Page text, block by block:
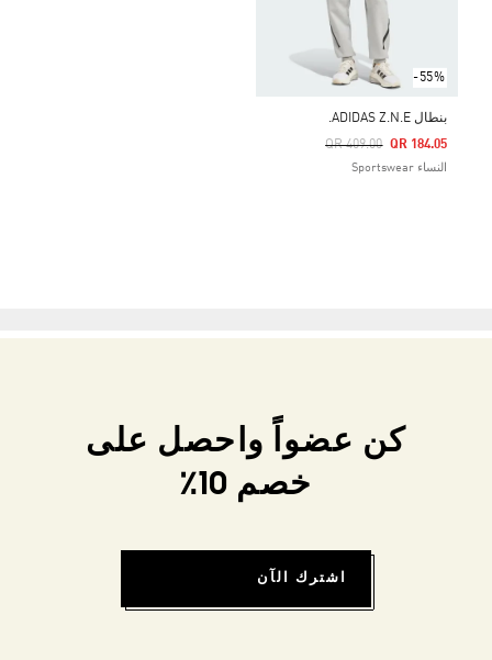
-55%
بنطال ADIDAS Z.N.E.
Price Reduced From
QR 409.00
To QR 184.05
النساء Sportswear
كن عضواً واحصل على
خصم 10٪
اشترك الآن